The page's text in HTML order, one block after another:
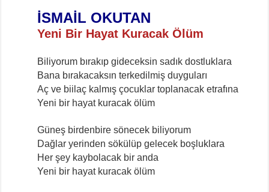
İSMAİL OKUTAN
Yeni Bir Hayat Kuracak Ölüm
Biliyorum bırakıp gideceksin sadık dostluklara
Bana bırakacaksın terkedilmiş duyguları
Aç ve biilaç kalmış çocuklar toplanacak etrafına
Yeni bir hayat kuracak ölüm
Güneş birdenbire sönecek biliyorum
Dağlar yerinden sökülüp gelecek boşluklara
Her şey kaybolacak bir anda
Yeni bir hayat kuracak ölüm